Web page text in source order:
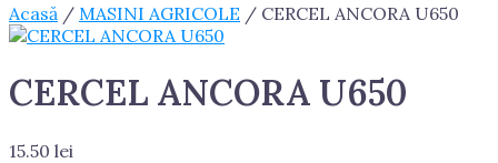
Acasă / MASINI AGRICOLE / CERCEL ANCORA U650
CERCEL ANCORA U650
15.50 lei